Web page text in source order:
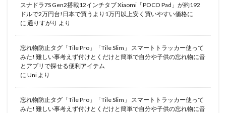
スナドラ7S Gen2搭載12インチタブ Xiaomi「POCO Pad」が約192
ドルで2万円台!日本で買うより1万円以上安く買いやすい価格に
に 通りすがり より
忘れ物防止タグ「Tile Pro」「Tile Slim」 スマートトラッカー使って
みた! 難しい事考えず付けとくだけと簡単で自分や子供の忘れ物に音
とアプリで探せる便利アイテム
に Uni より
忘れ物防止タグ「Tile Pro」「Tile Slim」 スマートトラッカー使って
みた! 難しい事考えず付けとくだけと簡単で自分や子供の忘れ物に音